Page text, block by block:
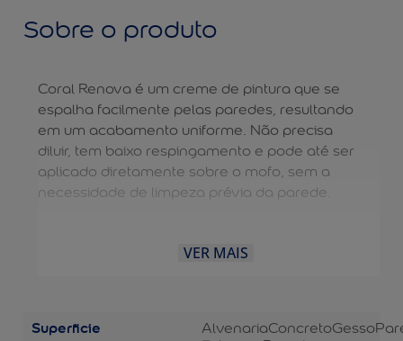
Sobre o produto
Coral Renova é um creme de pintura que se
espalha facilmente pelas paredes, resultando
em um acabamento uniforme. Não precisa
diluir, tem baixo respingamento e pode até ser
aplicado diretamente sobre o mofo, sem a
necessidade de limpeza prévia da parede.
VER MAIS
Superficie AlvenariaConcretoGesso